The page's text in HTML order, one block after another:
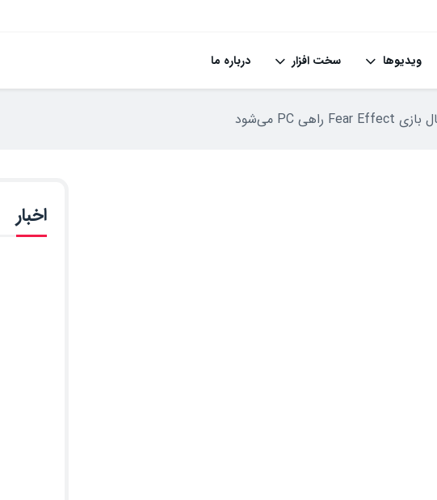
ویدیوها سخت افزار درباره ما
اخبار